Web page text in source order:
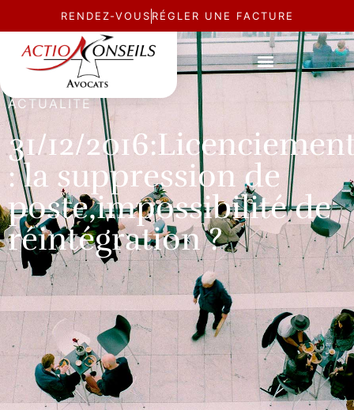
RENDEZ-VOUS RÉGLER UNE FACTURE
ACTUALITÉ
31/12/
: la suppression de
poste,impossibilité de
réintégration ?